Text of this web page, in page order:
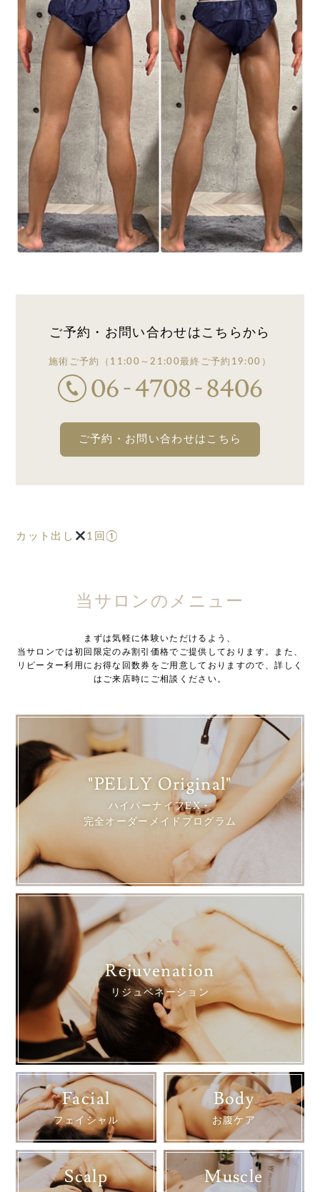
ご予約・お問い合わせはこちらから
施術ご予約 （11:00～21:00最終ご予約19:00）
ご予約・お問い合わせはこちら
カット出し 1回①
当サロンのメニュー
まずは気軽に体験いただけるよう、
当サロンでは初回限定のみ割引価格でご提供しております。また、
リピーター利用にお得な回数券をご用意しておりますので、詳しく
はご来店時にご相談ください。
"PELLY Original"
ハイパーナイフEX・
完全オーダーメイドプログラム
Rejuvenation
リジュベネーション
Facial
フェイシャル
Body
お腹ケア
Scalp Muscle